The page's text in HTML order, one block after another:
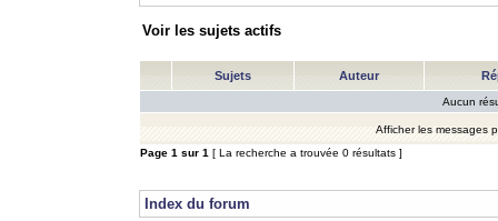
Voir les sujets actifs
Sujets Auteur
Aucun
Afficher les messages
Page 1 sur 1 [ La recherche a trouvée 0 résultats ]
Index du forum